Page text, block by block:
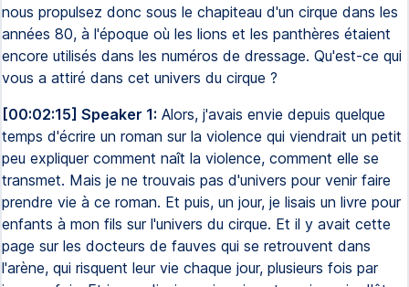
nous propulsez donc sous le chapiteau d'un cirque dans les
années 80, à l'époque où les lions et les panthères étaient
encore utilisés dans les numéros de dressage. Qu'est-ce qui
vous a attiré dans cet univers du cirque ?
[00:02:15] Speaker 1: Alors, j'avais envie depuis quelque
temps d'écrire un roman sur la violence qui viendrait un petit
peu expliquer comment naît la violence, comment elle se
transmet. Mais je ne trouvais pas d'univers pour venir faire
prendre vie à ce roman. Et puis, un jour, je lisais un livre pour
enfants à mon fils sur l'univers du cirque. Et il y avait cette
page sur les docteurs de fauves qui se retrouvent dans
l'arène, qui risquent leur vie chaque jour, plusieurs fois par